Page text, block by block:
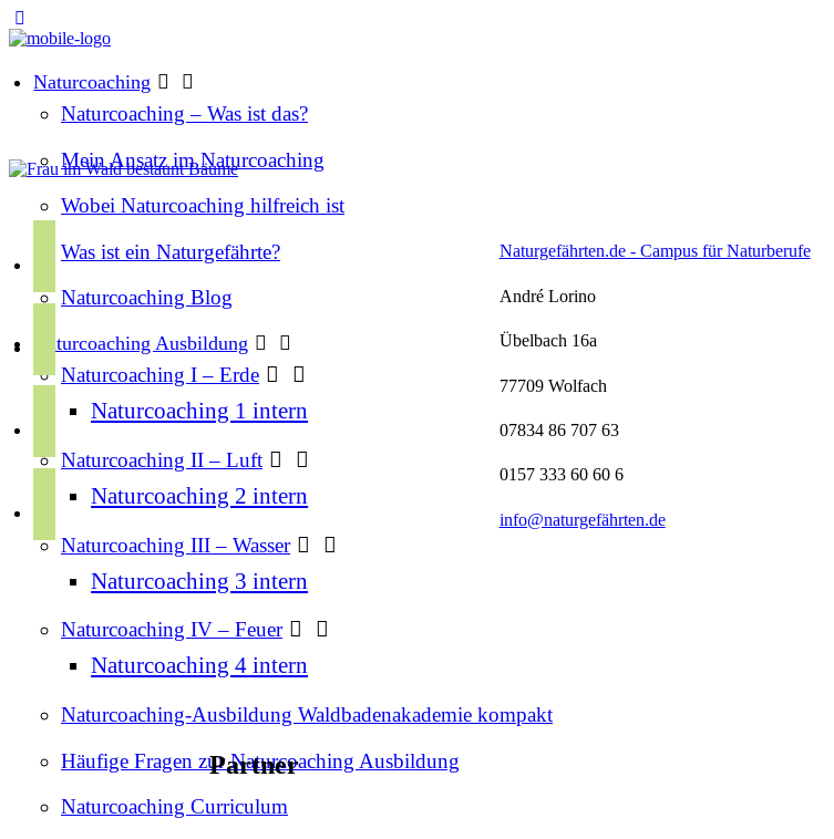
Naturcoaching
Naturcoaching – Was ist das?
Mein Ansatz im Naturcoaching
Wobei Naturcoaching hilfreich ist
Was ist ein Naturgefährte?
Naturcoaching Blog
Naturcoaching Ausbildung
Naturcoaching I – Erde
Naturcoaching 1 intern
Naturcoaching II – Luft
Naturcoaching 2 intern
Naturcoaching III – Wasser
Naturcoaching 3 intern
Naturcoaching IV – Feuer
Naturcoaching 4 intern
Naturcoaching-Ausbildung Waldbadenakademie kompakt
Häufige Fragen zur Naturcoaching Ausbildung
Naturcoaching Curriculum
c
o
k
s
g
a
u
b
o
Partner
Naturgefährten.de - Campus für Naturberufe
André Lorino
Übelbach 16a
77709 Wolfach
07834 86 707 63
0157 333 60 60 6
info@naturgefährten.de